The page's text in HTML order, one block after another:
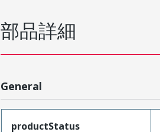
部品詳細
General
productStatus